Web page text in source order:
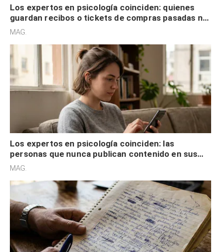
Los expertos en psicología coinciden: quienes
guardan recibos o tickets de compras pasadas no
son acumuladores, sino que tienen necesidad de
MAG.
Los expertos en psicología coinciden: las
personas que nunca publican contenido en sus
redes sociales no pretenden buscar validación
MAG.